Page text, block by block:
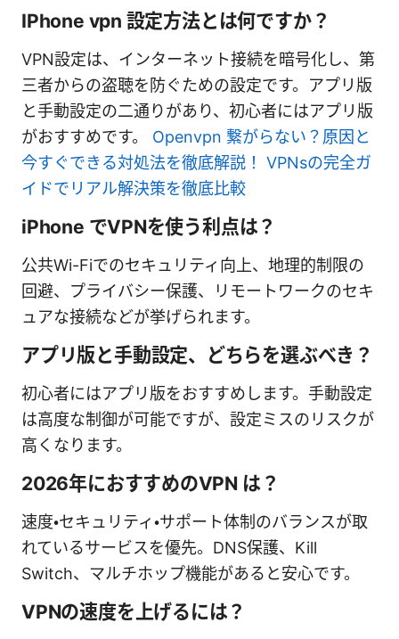
IPhone vpn 設定方法とは何ですか？
VPN設定は、インターネット接続を暗号化し、第
三者からの盗聴を防ぐための設定です。アプリ版
と手動設定の二通りがあり、初心者にはアプリ版
がおすすめです。 Openvpn 繋がらない？原因と
今すぐできる対処法を徹底解説！ VPNsの完全ガ
イドでリアル解決策を徹底比較
iPhone でVPNを使う利点は？
公共Wi-Fiでのセキュリティ向上、地理的制限の
回避、プライバシー保護、リモートワークのセキ
ュアな接続などが挙げられます。
アプリ版と手動設定、どちらを選ぶべき？
初心者にはアプリ版をおすすめします。手動設定
は高度な制御が可能ですが、設定ミスのリスクが
高くなります。
2026年におすすめのVPN は？
速度・セキュリティ・サポート体制のバランスが取
れているサービスを優先。DNS保護、Kill
Switch、マルチホップ機能があると安心です。
VPNの速度を上げるには？